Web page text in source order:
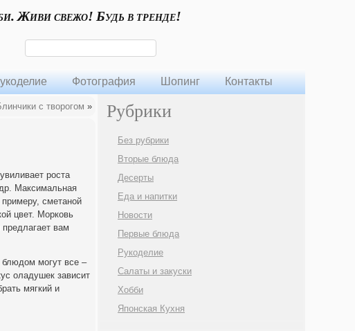
Живи свежо! Будь в тренде!
Фотография Шопинг Контакты
с творогом »
роста
Максимальная
сметаной
цвет. Морковь
вам
блюдом могут все –
оладушек зависит
мягкий и
Рубрики
Без рубрики
Вторые блюда
Десерты
Еда и напитки
Новости
Первые блюда
Рукоделие
Салаты и закуски
Хобби
Японская Кухня